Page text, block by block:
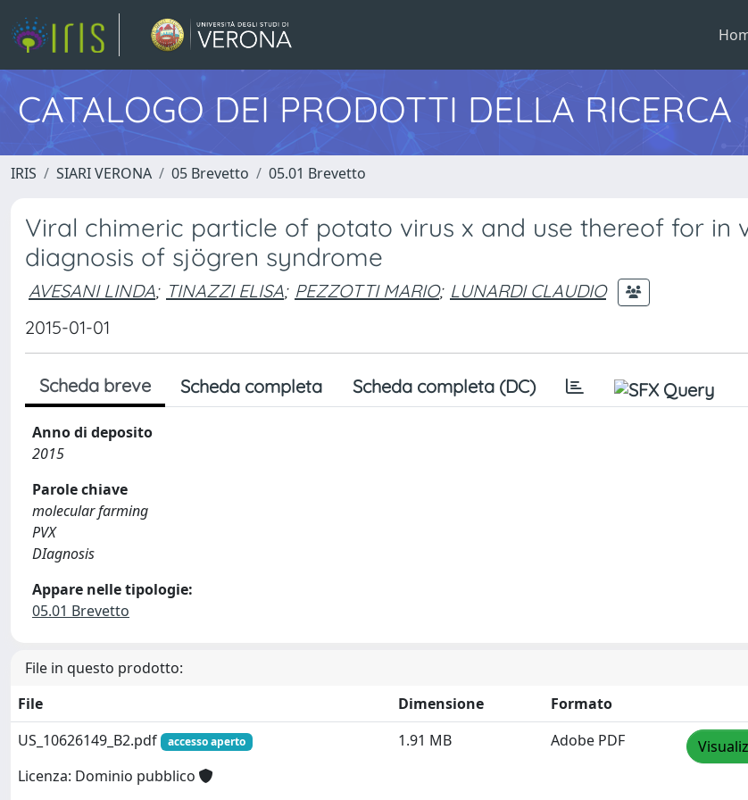
CATALOGO DEI PRODOTTI DELLA RICERCA
IRIS SIARI VERONA 05 Brevetto 05.01 Brevetto
Viral chimeric particle of potato virus x and use thereof for in
diagnosis of sjögren syndrome
AVESANI LINDA; TINAZZI ELISA; PEZZOTTI MARIO; LUNARDI CLAUDIO
2015-01-01
Scheda breve Scheda completa Scheda completa (DC)
Anno di deposito
2015
Parole chiave
molecular farming
PVX
DIagnosis
Appare nelle tipologie:
05.01 Brevetto
File in questo prodotto:
File
Dimensione
Formato
US_10626149_B2.pdf
accesso aperto
Licenza: Dominio pubblico
1.91 MB Adobe PDF